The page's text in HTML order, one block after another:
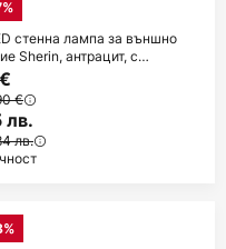
стенна лампа за външно
Sherin, антрацит, с
€
лв.
лв.